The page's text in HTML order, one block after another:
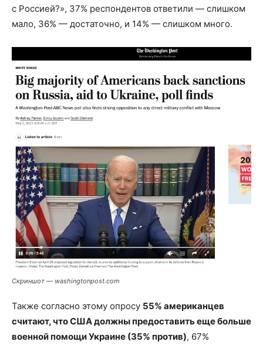
с Россией?», 37% респондентов ответили — слишком
мало, 36% — достаточно, и 14% — слишком много.
Скриншот — washingtonpost.com
Также согласно этому опросу 55% американцев
считают, что США должны предоставить еще больше
военной помощи Украине (35% против), 67%